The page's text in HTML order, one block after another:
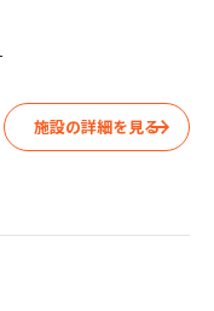
施設の詳細を見る